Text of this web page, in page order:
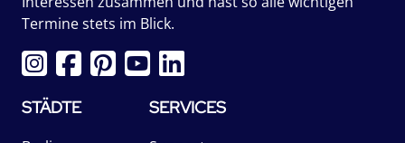
Termine stets im Blick.
STÄDTE SERVICES